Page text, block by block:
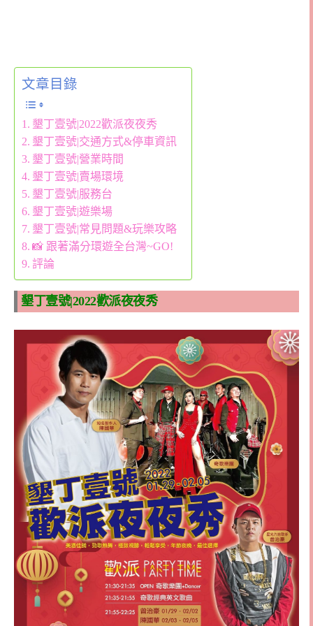
文章目錄
墾丁壹號|2022歡派夜夜秀
墾丁壹號|交通方式&停車資訊
墾丁壹號|營業時間
墾丁壹號|賣場環境
墾丁壹號|服務台
墾丁壹號|遊樂場
墾丁壹號|常見問題&玩樂攻略
📸 跟著滿分環遊全台灣~GO!
評論
墾丁壹號|2022歡派夜夜秀